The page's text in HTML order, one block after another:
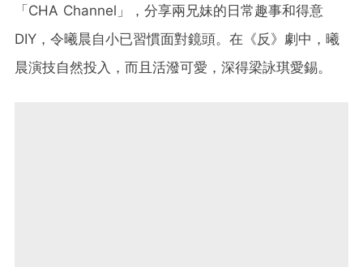
「CHA Channel」，分享兩兄妹的日常趣事和得意
DIY，令曦晨自小已習慣面對鏡頭。在《反》劇中，曦
晨演技自然投入，而且活潑可愛，深得梁詠琪愛錫。